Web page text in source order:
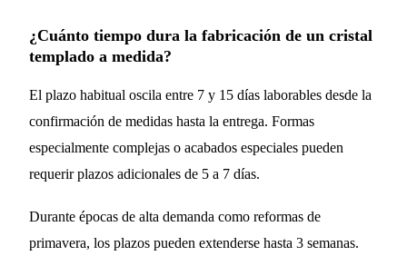
¿Cuánto tiempo dura la fabricación de un cristal
templado a medida?
El plazo habitual oscila entre 7 y 15 días laborables desde la
confirmación de medidas hasta la entrega. Formas
especialmente complejas o acabados especiales pueden
requerir plazos adicionales de 5 a 7 días.
Durante épocas de alta demanda como reformas de
primavera, los plazos pueden extenderse hasta 3 semanas.